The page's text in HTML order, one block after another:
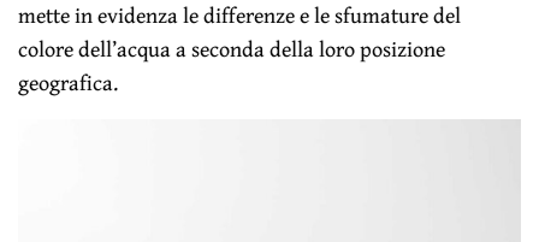
mette in evidenza le differenze e le sfumature del
colore dell’acqua a seconda della loro posizione
geografica.